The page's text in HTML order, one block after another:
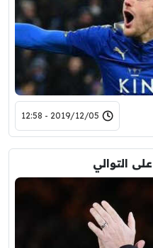
2019/12/05 - 12:58
التوالي